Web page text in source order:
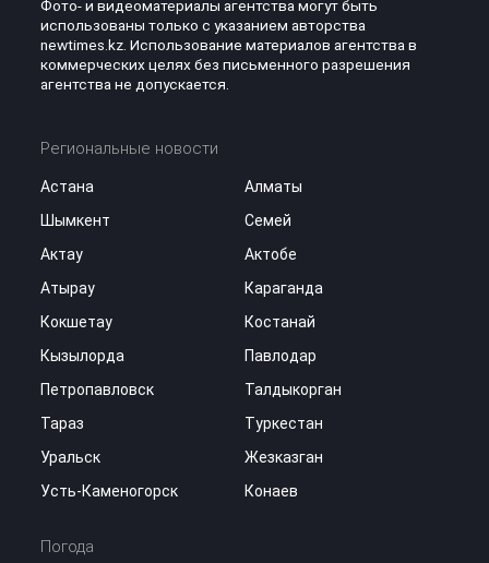
Фото- и видеоматериалы агентства могут быть
использованы только с указанием авторства
newtimes.kz. Использование материалов агентства в
коммерческих целях без письменного разрешения
агентства не допускается.
Региональные новости
Астана
Алматы
Шымкент
Семей
Актау
Актобе
Атырау
Караганда
Кокшетау
Костанай
Кызылорда
Павлодар
Петропавловск
Талдыкорган
Тараз
Туркестан
Уральск
Жезказган
Усть-Каменогорск
Конаев
Погода